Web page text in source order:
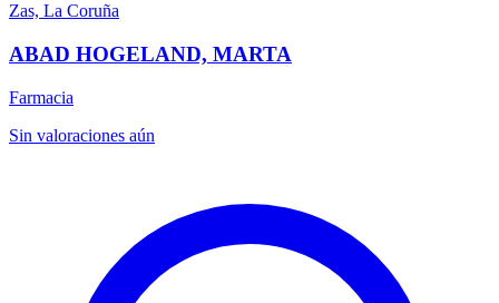
Zas, La Coruña
ABAD HOGELAND, MARTA
Farmacia
Sin valoraciones aún